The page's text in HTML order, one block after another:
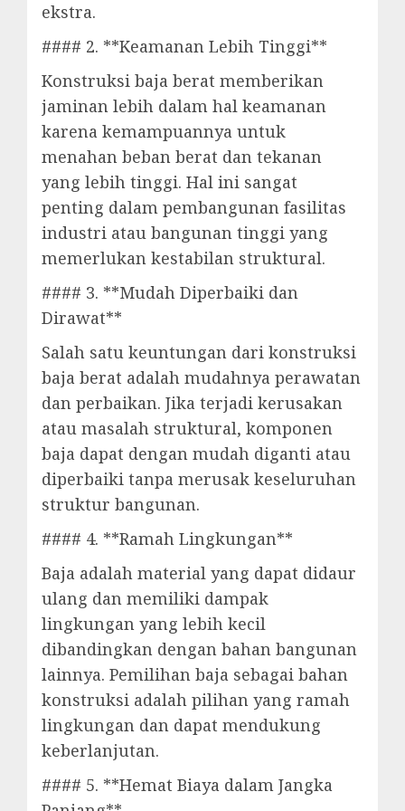
ekstra.
#### 2. **Keamanan Lebih Tinggi**
Konstruksi baja berat memberikan
jaminan lebih dalam hal keamanan
karena kemampuannya untuk
menahan beban berat dan tekanan
yang lebih tinggi. Hal ini sangat
penting dalam pembangunan fasilitas
industri atau bangunan tinggi yang
memerlukan kestabilan struktural.
#### 3. **Mudah Diperbaiki dan
Dirawat**
Salah satu keuntungan dari konstruksi
baja berat adalah mudahnya perawatan
dan perbaikan. Jika terjadi kerusakan
atau masalah struktural, komponen
baja dapat dengan mudah diganti atau
diperbaiki tanpa merusak keseluruhan
struktur bangunan.
#### 4. **Ramah Lingkungan**
Baja adalah material yang dapat didaur
ulang dan memiliki dampak
lingkungan yang lebih kecil
dibandingkan dengan bahan bangunan
lainnya. Pemilihan baja sebagai bahan
konstruksi adalah pilihan yang ramah
lingkungan dan dapat mendukung
keberlanjutan.
#### 5. **Hemat Biaya dalam Jangka